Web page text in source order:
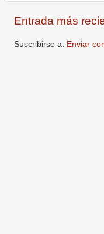
Entrada más
Suscribirse a: Enviar